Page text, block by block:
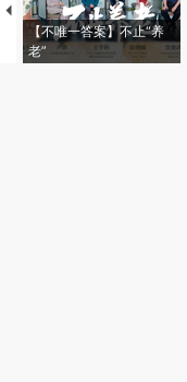
【不唯一答案】不止“养
老”